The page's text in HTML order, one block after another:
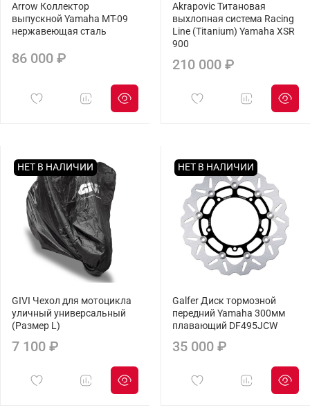
Arrow Коллектор
выпускной Yamaha MT-09
нержавеющая сталь
86 000 ₽
Akrapovic Титановая
выхлопная система Racing
Line (Titanium) Yamaha XSR
900
210 000 ₽
НЕТ В НАЛИЧИИ
GIVI Чехол для мотоцикла
уличный универсальный
(Размер L)
7 100 ₽
НЕТ В НАЛИЧИИ
Galfer Диск тормозной
передний Yamaha 300мм
плавающий DF495JCW
35 000 ₽